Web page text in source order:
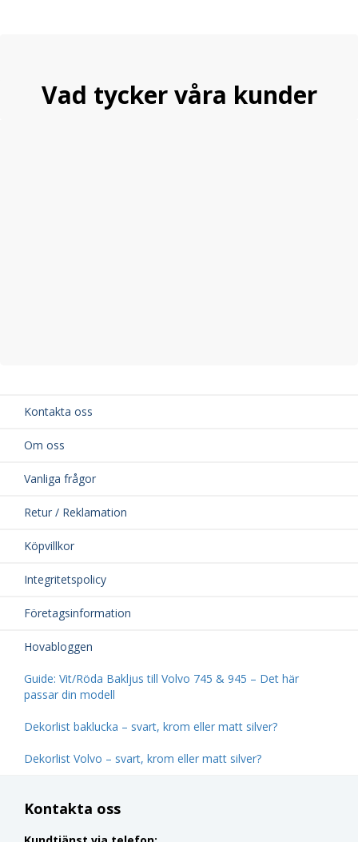
Vad tycker våra kunder
Kontakta oss
Om oss
Vanliga frågor
Retur / Reklamation
Köpvillkor
Integritetspolicy
Företagsinformation
Hovabloggen
Guide: Vit/Röda Bakljus till Volvo 745 & 945 – Det här
passar din modell
Dekorlist baklucka – svart, krom eller matt silver?
Dekorlist Volvo – svart, krom eller matt silver?
Kontakta oss